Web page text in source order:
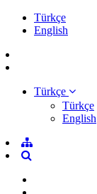
Türkçe
English
Türkçe
Türkçe
English